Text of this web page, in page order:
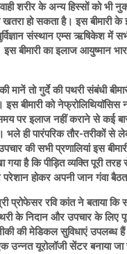
शरीर के अन्य हिस्सों को भी
हो सकता है। इस बीमारी
संस्थान एम्स ऋषिकेश में
बीमारी का इलाज आयुष्मान
मानें तो गुर्दे की पथरी संबंधी
बीमारी को नेफ्रोलिथियाॅसिस
पर इलाज नहीं कराने से कई
भले ही पारंपरिक तौर-तरीकों
की सभी प्रणालियां इस
है कि पीड़ित व्यक्ति पूरी तरह
होकर अपनी जान गंवा
प्रोफेसर रवि कांत ने बताया कि
के निदान और उपचार के लिए
की मेडिकल सुविधाएं उपलब्ध
उन्नत यूरोलॉजी सेंटर बनाया जा